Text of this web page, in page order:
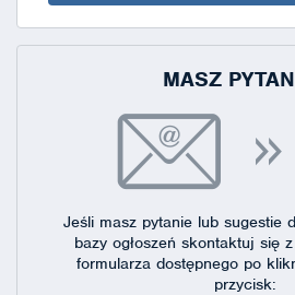
MASZ
Jeśli masz pytanie lub sugestie
bazy ogłoszeń skontaktuj się
formularza dostępnegopo
przycisk: